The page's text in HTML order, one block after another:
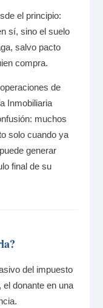
el principio:
sí, sino el suelo
salvo pacto
compra.
de
Inmobiliaria
muchos
solo cuando ya
generar
final de su
del impuesto
donante en una